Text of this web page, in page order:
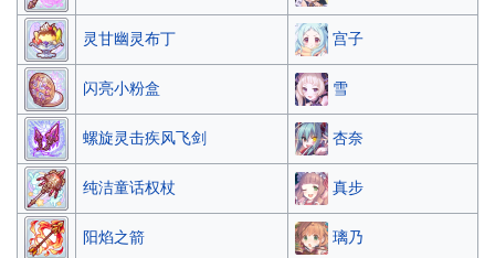
灵甘幽灵布丁 宫子
闪亮小粉盒 雪
螺旋灵击疾风飞剑 杏奈
纯洁童话权杖 真步
阳焰之箭 璃乃